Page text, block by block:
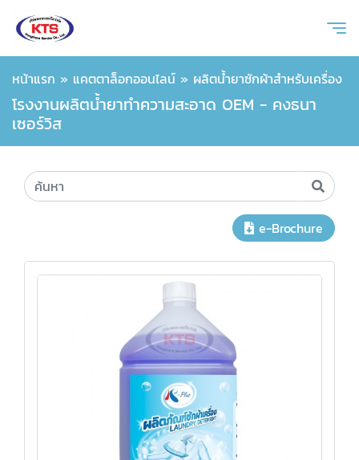
หน้าแรก » แคตตาล็อกออนไลน์ » ผลิตน้ำยาซักผ้าสำหรับเครื่อง
โรงงานผลิตน้ำยาทำความสะอาด OEM - คงธนา
เซอร์วิส
e-Brochure